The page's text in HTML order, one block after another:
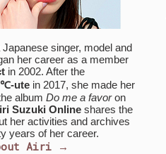
Japanese singer, model and
her career as a member
in 2002. After the
℃-utein 2017, she made her
album Do me a favoron
Suzuki Onlineshares the
her activities and archives
years of her career.
Airi →